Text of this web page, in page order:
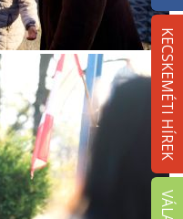
KECSKEMÉTI HÍREK